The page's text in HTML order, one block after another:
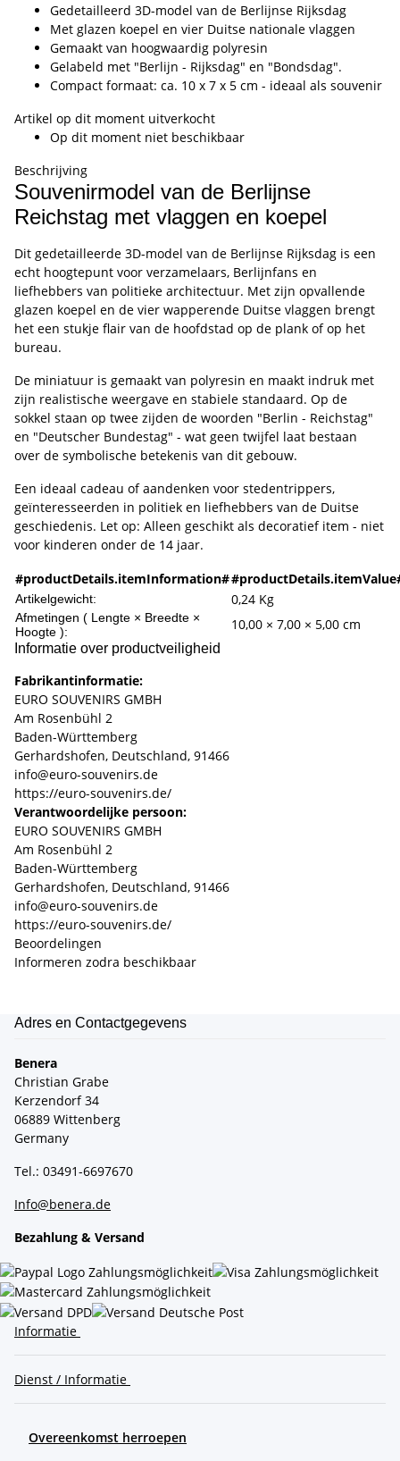
Gedetailleerd 3D-model van de Berlijnse Rijksdag
Met glazen koepel en vier Duitse nationale vlaggen
Gemaakt van hoogwaardig polyresin
Gelabeld met "Berlijn - Rijksdag" en "Bondsdag".
Compact formaat: ca. 10 x 7 x 5 cm - ideaal als souvenir
Artikel op dit moment uitverkocht
Op dit moment niet beschikbaar
Beschrijving
Souvenirmodel van de Berlijnse
Reichstag met vlaggen en koepel
Dit gedetailleerde 3D-model van de Berlijnse Rijksdag is een
echt hoogtepunt voor verzamelaars, Berlijnfans en
liefhebbers van politieke architectuur. Met zijn opvallende
glazen koepel en de vier wapperende Duitse vlaggen brengt
het een stukje flair van de hoofdstad op de plank of op het
bureau.
De miniatuur is gemaakt van polyresin en maakt indruk met
zijn realistische weergave en stabiele standaard. Op de
sokkel staan op twee zijden de woorden "Berlin - Reichstag"
en "Deutscher Bundestag" - wat geen twijfel laat bestaan
over de symbolische betekenis van dit gebouw.
Een ideaal cadeau of aandenken voor stedentrippers,
geïnteresseerden in politiek en liefhebbers van de Duitse
geschiedenis. Let op: Alleen geschikt als decoratief item - niet
voor kinderen onder de 14 jaar.
#productDetails.itemInformation#
Artikelgewicht: 0,24 Kg
Afmetingen ( Lengte × Breedte ×
Hoogte ):
10,00 × 7,00 × 5,00 cm
Informatie over productveiligheid
Fabrikantinformatie:
EURO SOUVENIRS GMBH
Am Rosenbühl 2
Baden-Württemberg
Gerhardshofen, Deutschland, 91466
info@euro-souvenirs.de
https://euro-souvenirs.de/
Verantwoordelijke persoon:
EURO SOUVENIRS GMBH
Am Rosenbühl 2
Baden-Württemberg
Gerhardshofen, Deutschland, 91466
info@euro-souvenirs.de
https://euro-souvenirs.de/
Beoordelingen
Informeren zodra beschikbaar
Adres en Contactgegevens
Benera
Christian Grabe
Kerzendorf 34
06889 Wittenberg
Germany
Tel.: 03491-6697670
Info@benera.de
Bezahlung & Versand
Informatie
Dienst / Informatie
Overeenkomst herroepen